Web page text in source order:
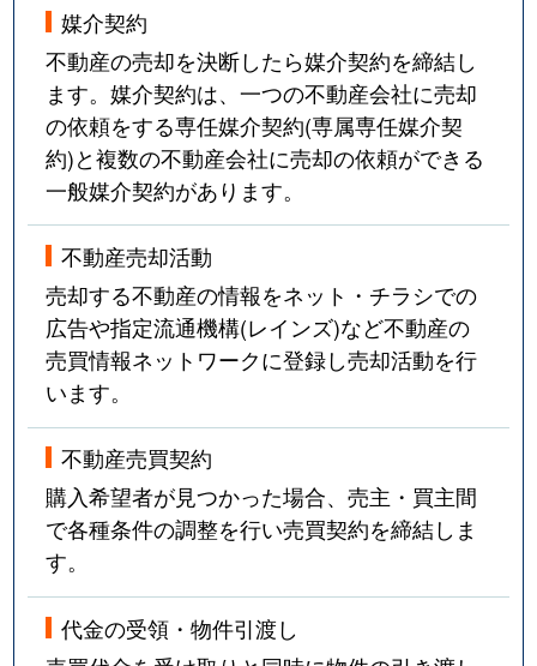
媒介契約
不動産の売却を決断したら媒介契約を締結し
ます。媒介契約は、一つの不動産会社に売却
の依頼をする専任媒介契約(専属専任媒介契
約)と複数の不動産会社に売却の依頼ができる
一般媒介契約があります。
不動産売却活動
売却する不動産の情報をネット・チラシでの
広告や指定流通機構(レインズ)など不動産の
売買情報ネットワークに登録し売却活動を行
います。
不動産売買契約
購入希望者が見つかった場合、売主・買主間
で各種条件の調整を行い売買契約を締結しま
す。
代金の受領・物件引渡し